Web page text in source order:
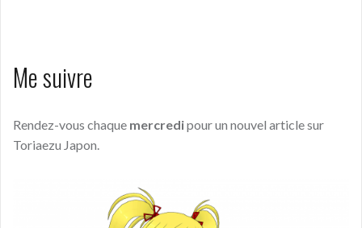
Me suivre
Rendez-vous chaque mercredipour un nouvel article sur
Toriaezu Japon.